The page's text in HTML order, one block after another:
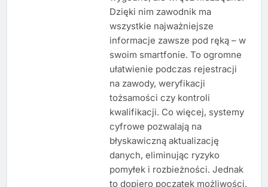
Dzięki nim zawodnik ma
wszystkie najważniejsze
informacje zawsze pod ręką – w
swoim smartfonie. To ogromne
ułatwienie podczas rejestracji
na zawody, weryfikacji
tożsamości czy kontroli
kwalifikacji. Co więcej, systemy
cyfrowe pozwalają na
błyskawiczną aktualizację
danych, eliminując ryzyko
pomyłek i rozbieżności. Jednak
to dopiero początek możliwości.